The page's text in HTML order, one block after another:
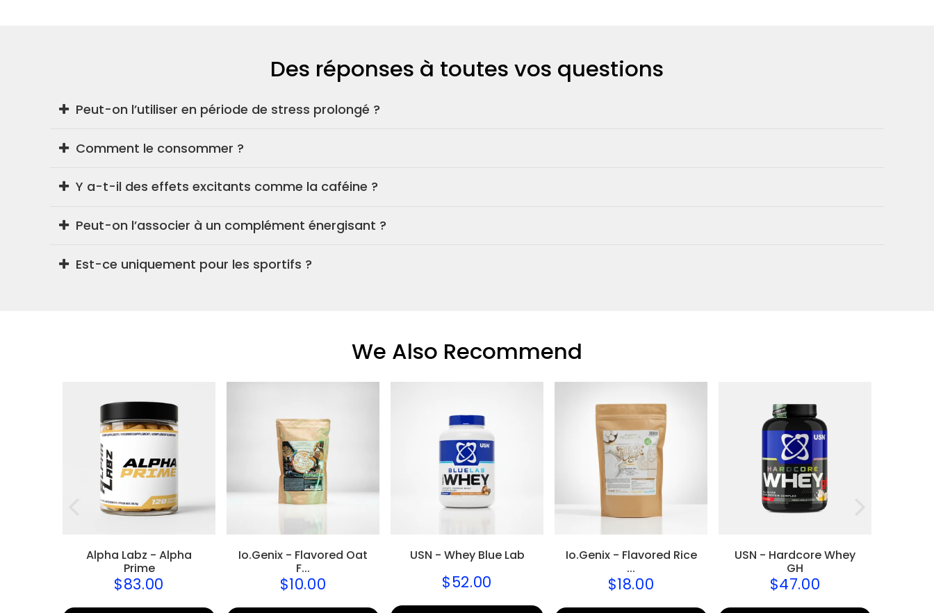
Des réponses à toutes vos questions
Peut-on l’utiliser en période de stress prolongé ?
Oui, TAKE OFF accompagne les phases de
Comment le consommer ?
Y a-t-il des effets excitants comme la caféine ?
Non, sa formulation ne contientpas de caféine ajoutée
Peut-on l’associer à un complément énergisant ?
Oui, à condition de respecter les apports recommandés pour chaque ingrédient.
Est-ce uniquement pour les sportifs ?
We Also Recommend
Alpha Labz - Alpha
Prime
Regular
$83.00
Io.Genix - Flavored Oat
F...
Regular
$10.00
USN - Whey Blue Lab
Regular
$52.00
Io.Genix - Flavored Rice
...
Regular
$18.00
USN - Hardcore Whey
GH
Regular
$47.00